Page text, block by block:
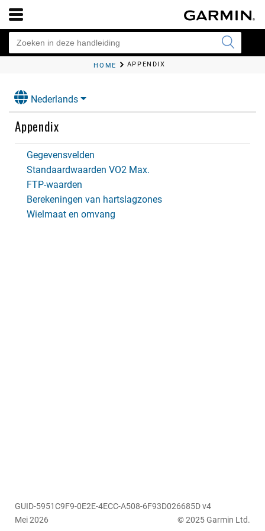
HOME APPENDIX
Nederlands
Appendix
Gegevensvelden
Standaardwaarden VO2 Max.
FTP-waarden
Berekeningen van hartslagzones
Wielmaat en omvang
GUID-5951C9F9-0E2E-4ECC-A508-6F93D026685D v4
Mei 2026
© 2025 Garmin Ltd.